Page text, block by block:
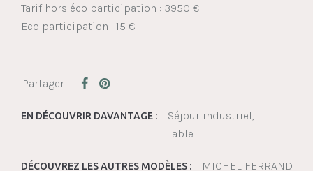
Tarif hors éco participation : 3950 €
Eco participation : 15 €
EN DÉCOUVRIR DAVANTAGE :
Séjour industriel
Table
DÉCOUVREZ LES AUTRES MODÈLES : MICHEL FERRAND